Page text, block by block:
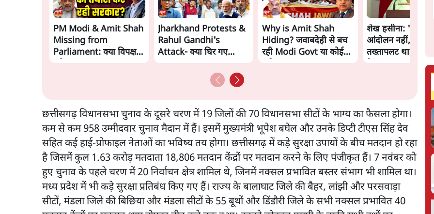
PM Modi & Amit Shah
Missing from
Parliament: क्या विपक्ष से
Jharkhand Protests &
Rahul Gandhi's
Attack- क्या घिर गए
Ashutosh Ki Baat
Why is Amit Shah
Hiding? जवाबदेही से बच
रही Modi Govt या कोई
शेख हसीना: '2024 में
आंदोलन नहीं,
तख्तापलट था; मैं अपने
के पास जरूर लौटूंगी'
छत्तीसगढ़ विधानसभा चुनाव के दूसरे चरण में 19 जिलों की 70 विधानसभा सीटों के भाग्य का फैसला होगा।
कम से कम 958 उम्मीदवार चुनाव मैदान में हैं। इसमें मुख्यमंत्री भूपेश बघेल और उनके डिप्टी टीएस सिंह देव
सहित कई हाई-प्रोफाइल नेताओं का भविष्य तय होगा। छत्तीसगढ़ में कड़े सुरक्षा उपायों के बीच मतदान हो रहा
है जिसमें कुल 1.63 करोड़ मतदाता 18,806 मतदान केंद्रों पर मतदान करने के लिए पंजीकृत हैं। 7 नवंबर को
हुए चुनाव के पहले चरण में 20 निर्वाचन क्षेत्र शामिल थे, जिनमें नक्सल प्रभावित बस्तर संभाग भी शामिल था।
मध्य प्रदेश में भी कड़े सुरक्षा प्रतिबंध किए गए हैं। राज्य के बालाघाट जिले की बैहर, लांझी और परसवाड़ा
सीटों, मंडला जिले की बिछिया और मंडला सीटों के 55 बूथों और डिंडौरी जिले के सभी नक्सल प्रभावित 40